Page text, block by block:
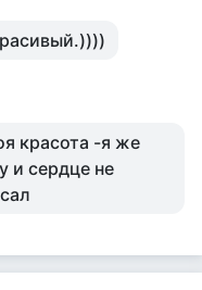
красота -я же
и сердце не